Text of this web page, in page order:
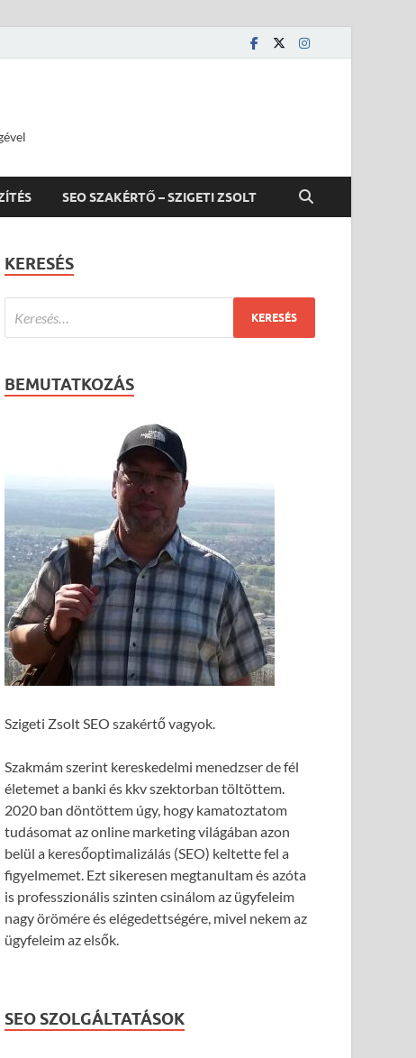
SEO SZAKÉRTŐ – SZIGETI ZSOLT
KERESÉS
BEMUTATKOZÁS
Szigeti Zsolt SEO szakértő vagyok.
Szakmám szerint kereskedelmi menedzser de fél
életemet a banki és kkv szektorban töltöttem.
2020 ban döntöttem úgy, hogy kamatoztatom
tudásomat az online marketing világában azon
belül a keresőoptimalizálás (SEO) keltette fel a
figyelmemet. Ezt sikeresen megtanultam és azóta
is professzionális szinten csinálom az ügyfeleim
nagy örömére és elégedettségére, mivel nekem az
ügyfeleim az elsők.
SEO SZOLGÁLTATÁSOK